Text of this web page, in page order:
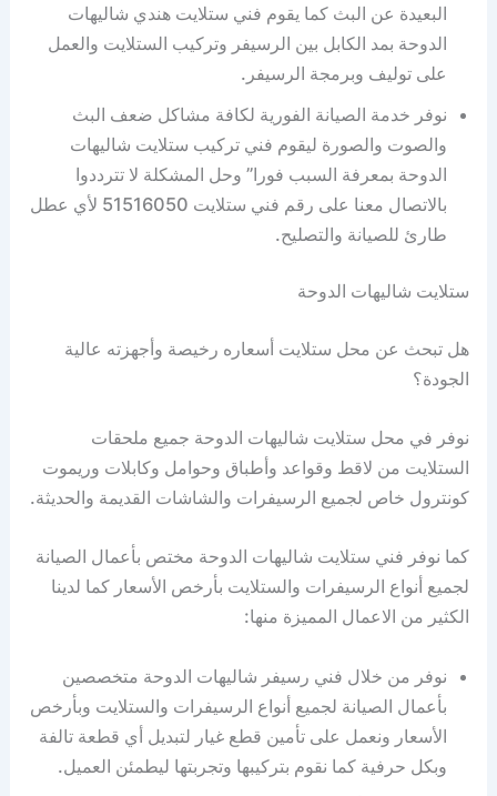
البعيدة عن البث كما يقوم فني ستلايت هندي شاليهات
الدوحة بمد الكابل بين الرسيفر وتركيب الستلايت والعمل
على توليف وبرمجة الرسيفر.
نوفر خدمة الصيانة الفورية لكافة مشاكل ضعف البث
والصوت والصورة ليقوم فني تركيب ستلايت شاليهات
الدوحة بمعرفة السبب فورا” وحل المشكلة لا تترددوا
بالاتصال معنا على رقم فني ستلايت 51516050 لأي عطل
طارئ للصيانة والتصليح.
ستلايت شاليهات الدوحة
هل تبحث عن محل ستلايت أسعاره رخيصة وأجهزته عالية
الجودة؟
نوفر في محل ستلايت شاليهات الدوحة جميع ملحقات
الستلايت من لاقط وقواعد وأطباق وحوامل وكابلات وريموت
كونترول خاص لجميع الرسيفرات والشاشات القديمة والحديثة.
كما نوفر فني ستلايت شاليهات الدوحة مختص بأعمال الصيانة
لجميع أنواع الرسيفرات والستلايت بأرخص الأسعار كما لدينا
الكثير من الاعمال المميزة منها:
نوفر من خلال فني رسيفر شاليهات الدوحة متخصصين
بأعمال الصيانة لجميع أنواع الرسيفرات والستلايت وبأرخص
الأسعار ونعمل على تأمين قطع غيار لتبديل أي قطعة تالفة
وبكل حرفية كما نقوم بتركيبها وتجربتها ليطمئن العميل.